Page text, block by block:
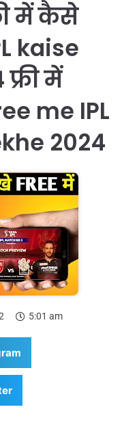
में कैसे
kaise
में
me IPL
2024
5:01 am